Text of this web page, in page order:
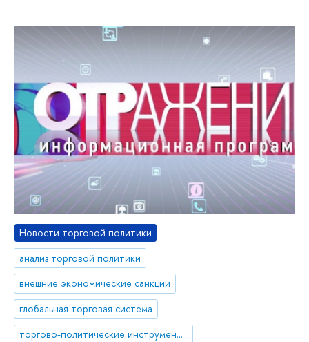
Новости торговой политики
анализ торговой политики
внешние экономические санкции
глобальная торговая система
торгово-политические инструменты